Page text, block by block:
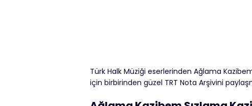
Türk Halk Müziği eserlerinden Ağlama
için birbirinden güzel TRT Nota Arşivini